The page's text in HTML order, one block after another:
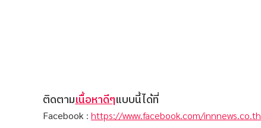
ติดตามเนื้อหาดีๆแบบนี้ได้ที่
Facebook : https://www.facebook.com/innnews.co.th